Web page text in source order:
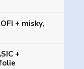
+ misky,
+